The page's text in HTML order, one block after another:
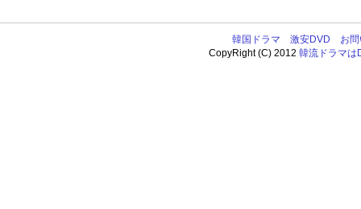
韓国ドラマ 激安DVD
お
CopyRight (C) 2012韓流ドラマは